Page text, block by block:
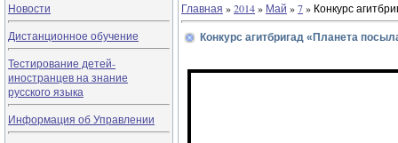
Новости
Дистанционное обучение
Тестирование детей-
иностранцев на знание
русского языка
Информация об Управлении
Главная »2014» Май »7» Конкурс
Конкурс агитбригад «Планета